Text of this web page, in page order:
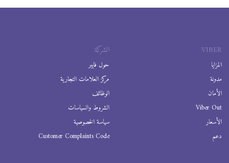
VIBER
المزايا
مدونة
الأمان
Viber Out
الأسعار
دعم
الشركة
حول فايبر
مركز العلامات التجارية
الوظائف
الشروط والسياسات
سياسة الخصوصية
Customer Complaints Code